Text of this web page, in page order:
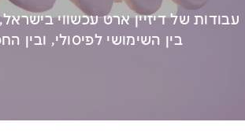
עבודות של דיזיין ארט עכשווי
בין השימושי לפיסולי, ובין